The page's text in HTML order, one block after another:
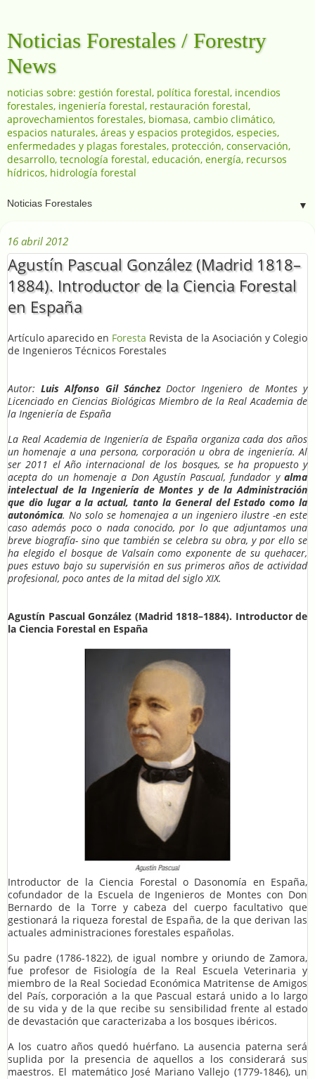
Noticias Forestales / Forestry
News
noticias sobre: gestión forestal, política forestal, incendios
forestales, ingeniería forestal, restauración forestal,
aprovechamientos forestales, biomasa, cambio climático,
espacios naturales, áreas y espacios protegidos, especies,
enfermedades y plagas forestales, protección, conservación,
desarrollo, tecnología forestal, educación, energía, recursos
hídricos, hidrología forestal
▼
16 abril 2012
Agustín Pascual González (Madrid 1818–
1884). Introductor de la Ciencia Forestal
en España
Artículo aparecido en Foresta Revista de la Asociación y Colegio
de Ingenieros Técnicos Forestales
Autor:Luis Alfonso Gil SánchezDoctor Ingeniero de Montes y
Licenciado en Ciencias Biológicas Miembro de la Real Academia de
la Ingeniería de España
La Real Academia de Ingeniería de España organiza cada dos años
un homenaje a una persona, corporación u obra de ingeniería. Al
ser 2011 el Año internacional de los bosques, se ha propuesto y
acepta do un homenaje a Don Agustín Pascual, fundador y alma
intelectual de la Ingeniería de Montes y de la Administración
que dio lugar a la actual, tanto la General del Estado como la
autonómica. No solo se homenajea a un ingeniero ilustre -en este
caso además poco o nada conocido, por lo que adjuntamos una
breve biografía- sino que también se celebra su obra, y por ello se
ha elegido el bosque de Valsaín como exponente de su quehacer,
pues estuvo bajo su supervisión en sus primeros años de actividad
profesional, poco antes de la mitad del siglo XIX.
Agustín Pascual González (Madrid 1818–1884). Introductor de
la Ciencia Forestal en España
Introductor de la Ciencia Forestal o Dasonomía en España,
cofundador de la Escuela de Ingenieros de Montes con Don
Bernardo de la Torre y cabeza del cuerpo facultativo que
gestionará la riqueza forestal de España, de la que derivan las
actuales administraciones forestales españolas.
Su padre (1786-1822), de igual nombre y oriundo de Zamora,
fue profesor de Fisiología de la Real Escuela Veterinaria y
miembro de la Real Sociedad Económica Matritense de Amigos
del País, corporación a la que Pascual estará unido a lo largo
de su vida y de la que recibe su sensibilidad frente al estado
de devastación que caracterizaba a los bosques ibéricos.
A los cuatro años quedó huérfano. La ausencia paterna será
suplida por la presencia de aquellos a los considerará sus
maestros. El matemático José Mariano Vallejo (1779-1846), un